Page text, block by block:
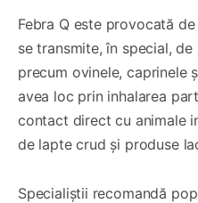
Febra Q este provocată
se transmite, în special,
precum ovinele, caprinele
avea loc prin inhalarea
contact direct cu animale
de lapte crud și produse
Specialiștii recomandă